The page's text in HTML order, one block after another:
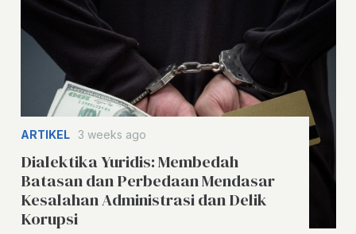
ARTIKEL 3 weeks ago
Dialektika Yuridis: Membedah
Batasan dan Perbedaan Mendasar
Kesalahan Administrasi dan Delik
Korupsi